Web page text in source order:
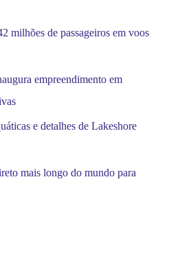
milhões de passageiros em voos
empreendimento em
e detalhes de Lakeshore
mais longo do mundo para